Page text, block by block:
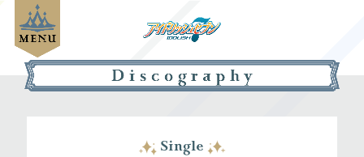
Single